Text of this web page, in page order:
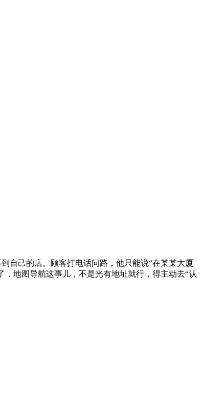
自己的店。顾客打电话问路，他只能说“在某某大厦
地图导航这事儿，不是光有地址就行，得主动去“认